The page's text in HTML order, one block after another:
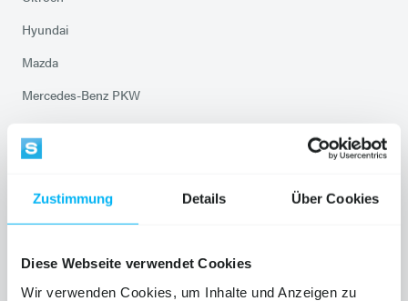
Zustimmung Details Über Cookies
Diese Webseite verwendet Cookies
Wir verwenden Cookies, um Inhalte und Anzeigen zu
Hyundai
Mazda
Mercedes-Benz PKW
Mitsubishi Service
Opel
Peugeot
Chevrolet Service
Saab Service